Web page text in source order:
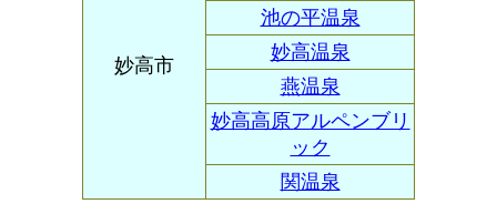
妙高市
池の平温泉
妙高温泉
燕温泉
妙高高原アルペンブリ
ック
関温泉